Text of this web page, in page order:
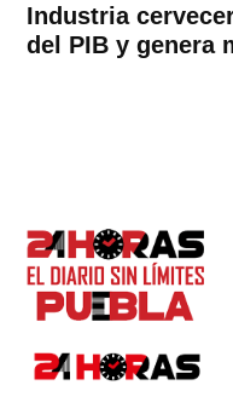
Industria
del PIB y genera